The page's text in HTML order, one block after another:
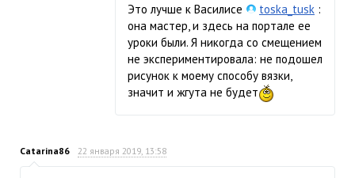
Это лучше к Василисе toska_tusk :
она мастер, и здесь на портале ее
уроки были. Я никогда со смещением
не экспериментировала: не подошел
рисунок к моему способу вязки,
значит и жгута не будет
Catarina86 22 января 2019, 13:58